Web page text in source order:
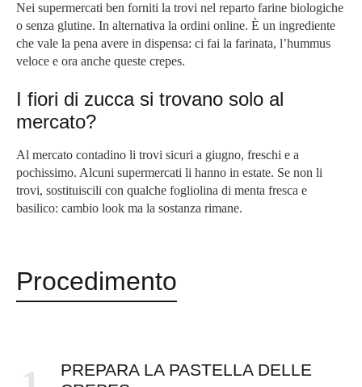
Nei supermercati ben forniti la trovi nel reparto farine biologiche
o senza glutine. In alternativa la ordini online. È un ingrediente
che vale la pena avere in dispensa: ci fai la farinata, l’hummus
veloce e ora anche queste crepes.
I fiori di zucca si trovano solo al
mercato?
Al mercato contadino li trovi sicuri a giugno, freschi e a
pochissimo. Alcuni supermercati li hanno in estate. Se non li
trovi, sostituiscili con qualche fogliolina di menta fresca e
basilico: cambio look ma la sostanza rimane.
Procedimento
PREPARA LA PASTELLA DELLE